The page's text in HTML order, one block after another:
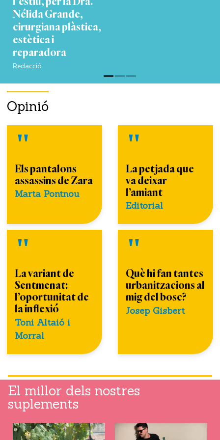
Nélida Grande,
cirurgiana plàstica,
estètica i
reparadora
Redacció
Opinió
Els pantalons
assassins de Zara
Marta Pontnou
La petjada que
va deixar
l’amiant
Editorial
La variant de
Sentmenat:
l’oportunitat de
la inflexió
Toni Altaió i
Morral
Què hi fan tantes
urbanitzacions al
mig del bosc?
Josep Gisbert
El millor dels nostres
suplements